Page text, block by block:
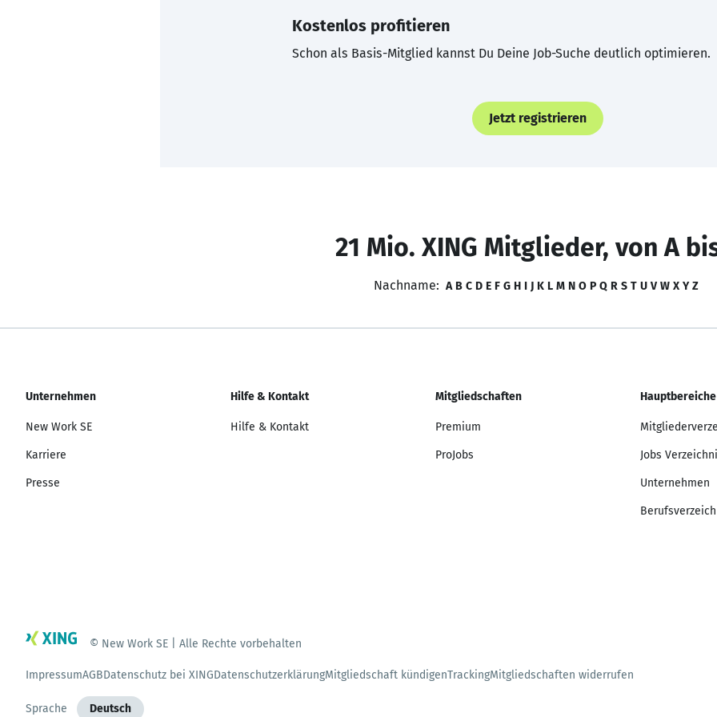
Kostenlos profitieren
Schon als Basis-Mitglied kannst Du Deine Job-Suche deutlich optimieren.
Jetzt registrieren
21 Mio. XING Mitglieder, von A
Nachname: A B C D E F G H I J K L M N O P Q R S T U V W X Y Z
Unternehmen
New Work SE
Karriere
Presse
Hilfe & Kontakt
Hilfe & Kontakt
Mitgliedschaften
Premium
ProJobs
Hauptbereiche
Jobs
Unternehmen
© New Work SE | Alle Rechte vorbehalten
ImpressumAGBDatenschutz bei XINGDatenschutzerklärungMitgliedschaft kündigenTrackingMitgliedschaften widerrufen
Sprache Deutsch